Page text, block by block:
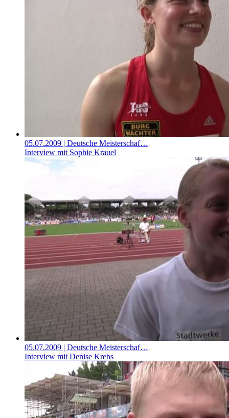
05.07.2009 | Deutsche Meisterschaf…
Interview mit Sophie Krauel
05.07.2009 | Deutsche Meisterschaf…
Interview mit Denise Krebs